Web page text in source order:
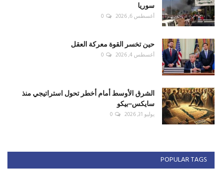
سوريا
أغسطس 6, 2026 0
حين تخسر القوة معركة العقل
أغسطس 4, 2026 0
الشرق الأوسط أمام أخطر تحول استراتيجي منذ
سايكس–بيكو
يوليو 31, 2026 0
POPULAR TAGS